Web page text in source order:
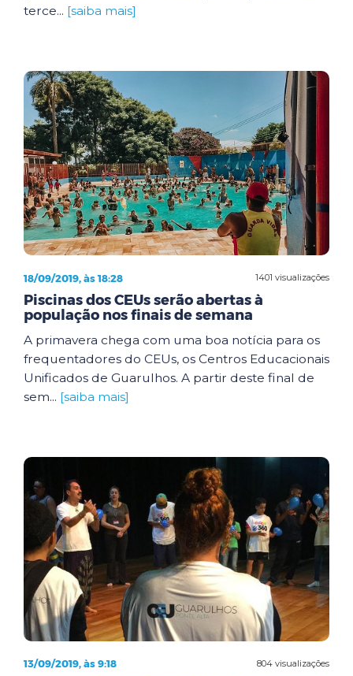
terce... [saiba mais]
1401 visualizações
18/09/2019, às 18:28
Piscinas dos CEUs serão abertas à
população nos finais de semana
A primavera chega com uma boa notícia para os
frequentadores do CEUs, os Centros Educacionais
Unificados de Guarulhos. A partir deste final de
sem... [saiba mais]
804 visualizações
13/09/2019, às 9:18